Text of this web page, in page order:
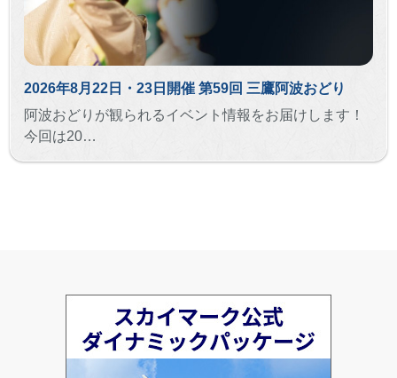
2026年8月22日・23日開催 第59回 三鷹阿波おどり
阿波おどりが観られるイベント情報をお届けします！
今回は20…